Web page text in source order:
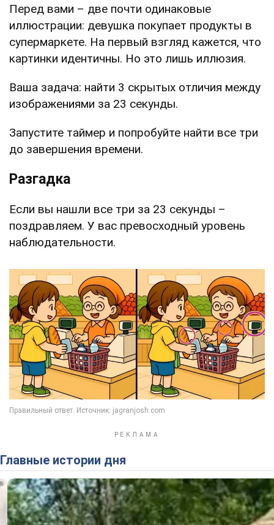
Перед вами – две почти одинаковые
иллюстрации: девушка покупает продукты в
супермаркете. На первый взгляд кажется, что
картинки идентичны. Но это лишь иллюзия.
Ваша задача: найти 3 скрытых отличия между
изображениями за 23 секунды.
Запустите таймер и попробуйте найти все три
до завершения времени.
Разгадка
Если вы нашли все три за 23 секунды –
поздравляем. У вас превосходный уровень
наблюдательности.
Главные истории дня